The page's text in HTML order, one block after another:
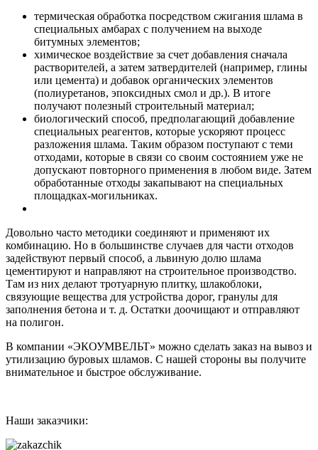
термическая обработка посредством сжигания шлама в
специальных амбарах с получением на выходе
битумных элементов;
химическое воздействие за счет добавления сначала
растворителей, а затем затвердителей (например, глины
или цемента) и добавок органических элементов
(полиуретанов, эпоксидных смол и др.). В итоге
получают полезный строительный материал;
биологический способ, предполагающий добавление
специальных реагентов, которые ускоряют процесс
разложения шлама. Таким образом поступают с теми
отходами, которые в связи со своим состоянием уже не
допускают повторного применения в любом виде. Затем
обработанные отходы закапывают на специальных
площадках-могильниках.
Довольно часто методики соединяют и применяют их
комбинацию. Но в большинстве случаев для части отходов
задействуют первый способ, а львиную долю шлама
цементируют и направляют на строительное производство.
Там из них делают тротуарную плитку, шлакоблоки,
связующие вещества для устройства дорог, гранулы для
заполнения бетона и т. д. Остатки доочищают и отправляют
на полигон.
В компании «ЭКОУМВЕЛЬТ» можно сделать заказ на вывоз и
утилизацию буровых шламов. С нашей стороны вы получите
внимательное и быстрое обслуживание.
Наши заказчики: